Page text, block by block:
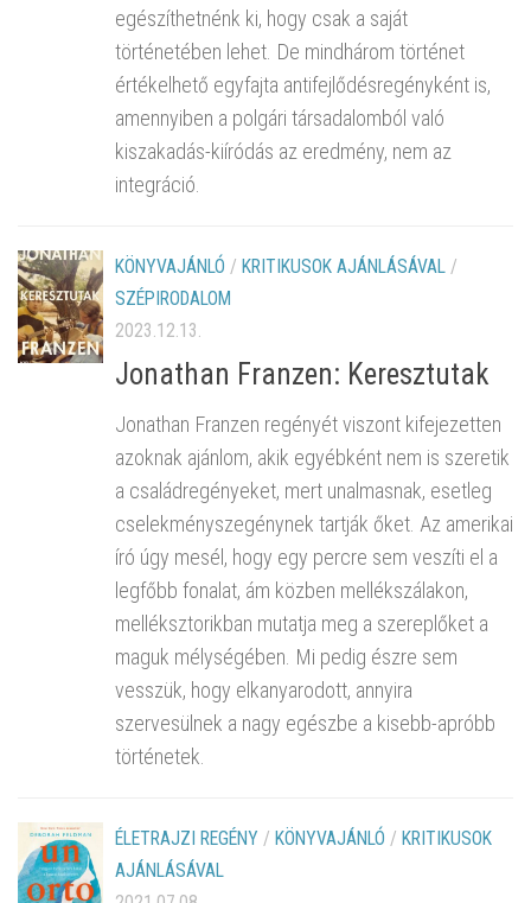
egészíthetnénk ki, hogy csak a saját
történetében lehet. De mindhárom történet
értékelhető egyfajta antifejlődésregényként is,
amennyiben a polgári társadalomból való
kiszakadás-kiíródás az eredmény, nem az
integráció.
KÖNYVAJÁNLÓ / KRITIKUSOK AJÁNLÁSÁVAL /
SZÉPIRODALOM
2023.12.13.
Jonathan Franzen: Keresztutak
Jonathan Franzen regényét viszont kifejezetten
azoknak ajánlom, akik egyébként nem is szeretik
a családregényeket, mert unalmasnak, esetleg
cselekményszegénynek tartják őket. Az amerikai
író úgy mesél, hogy egy percre sem veszíti el a
legfőbb fonalat, ám közben mellékszálakon,
melléksztorikban mutatja meg a szereplőket a
maguk mélységében. Mi pedig észre sem
vesszük, hogy elkanyarodott, annyira
szervesülnek a nagy egészbe a kisebb-apróbb
történetek.
ÉLETRAJZI REGÉNY / KÖNYVAJÁNLÓ / KRITIKUSOK
AJÁNLÁSÁVAL